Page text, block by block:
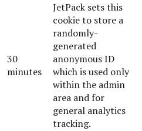
30
minutes
JetPack sets this
cookie to store a
randomly-
generated
anonymous ID
which is used only
within the admin
area and for
general analytics
tracking.